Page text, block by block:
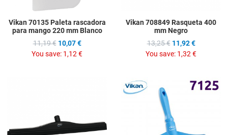
Vikan 70135 Paleta rascadora
para mango 220 mm Blanco
11,19 € 10,07 €
You save: 1,12 €
Vikan 708849 Rasqueta 400
mm Negro
13,25 € 11,92 €
You save: 1,32 €
Add to Wishlist
Add to Compare